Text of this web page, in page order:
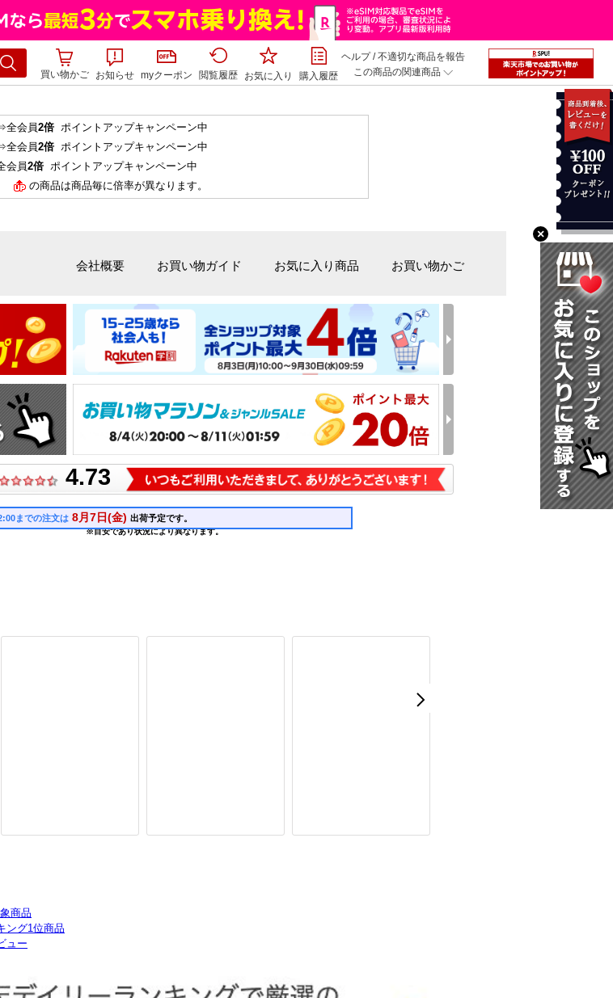
買い物かご
お知らせ myクーポン 閲覧履歴 お気に入り 購入履歴
ヘルプ/不適切な商品を報告
この商品の関連商品
全会員2倍 ポイントアップキャンペーン中
全会員2倍 ポイントアップキャンペーン中
会員2倍 ポイントアップキャンペーン中
の商品は商品毎に倍率が異なります。
会社概要 お買い物ガイド お気に入り商品 お買い物かご
×
商品
ング1位商品
ュー